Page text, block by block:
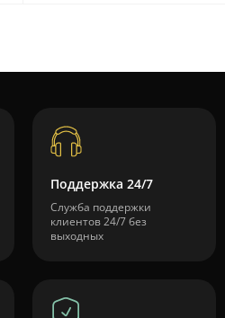
Поддержка 24/7
Служба поддержки
клиентов 24/7 без
выходных